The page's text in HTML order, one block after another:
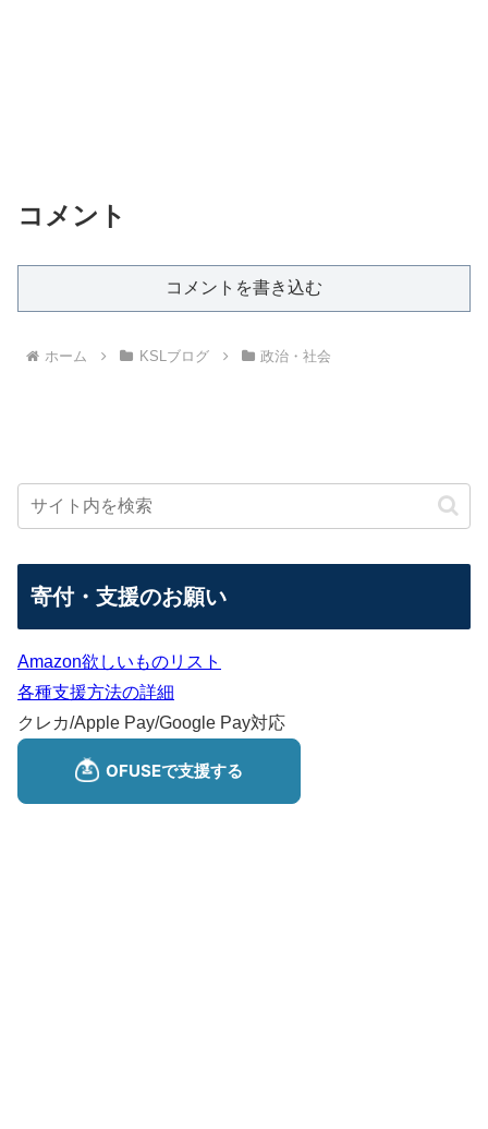
コメント
コメントを書き込む
ホーム KSLブログ 政治・社会
寄付・支援のお願い
Amazon欲しいものリスト
各種支援方法の詳細
クレカ/Apple Pay/Google Pay対応